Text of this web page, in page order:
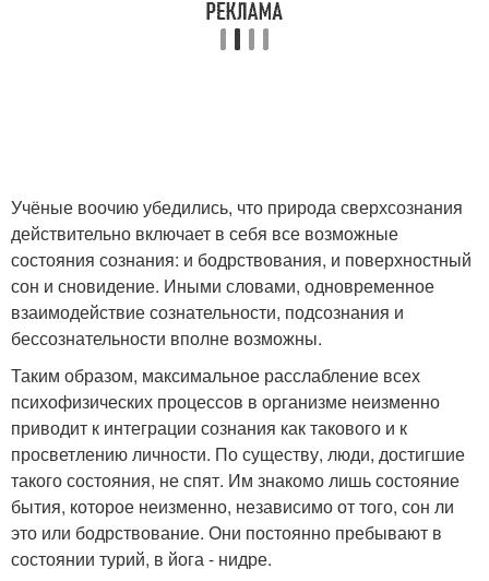
Учёные воочию убедились, что природа сверхсознания
действительно включает в себя все возможные
состояния сознания: и бодрствования, и поверхностный
сон и сновидение. Иными словами, одновременное
взаимодействие сознательности, подсознания и
бессознательности вполне возможны.
Таким образом, максимальное расслабление всех
психофизических процессов в организме неизменно
приводит к интеграции сознания как такового и к
просветлению личности. По существу, люди, достигшие
такого состояния, не спят. Им знакомо лишь состояние
бытия, которое неизменно, независимо от того, сон ли
это или бодрствование. Они постоянно пребывают в
состоянии турий, в йога - нидре.